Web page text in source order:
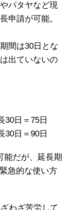
パタヤなど現
申請が可能。
間は30日とな
出ていないの
30日＝75日
30日＝90日
能だが、延長期
急的な使い方
わざ苦労して